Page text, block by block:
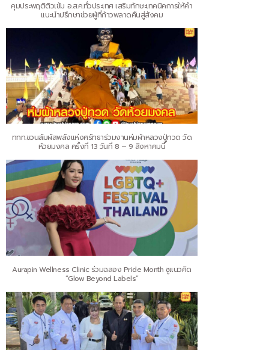
คุมประพฤติติวเข้ม อ.ส.ค.ทั่วประเทศ เสริมทักษะเทคนิคการให้คำ
แนะนำปรึกษาช่วยผู้ที่ก้าวพลาดคืนสู่สังคม
ททท.ชวนสัมผัสพลังแห่งศรัทธาร่วมงานห่มผ้าหลวงปู่ทวด วัด
ห้วยมงคล ครั้งที่ 13 วันที่ 8 – 9 สิงหาคมนี้
Aurapin Wellness Clinic ร่วมฉลอง Pride Month ชูแนวคิด
“Glow Beyond Labels”